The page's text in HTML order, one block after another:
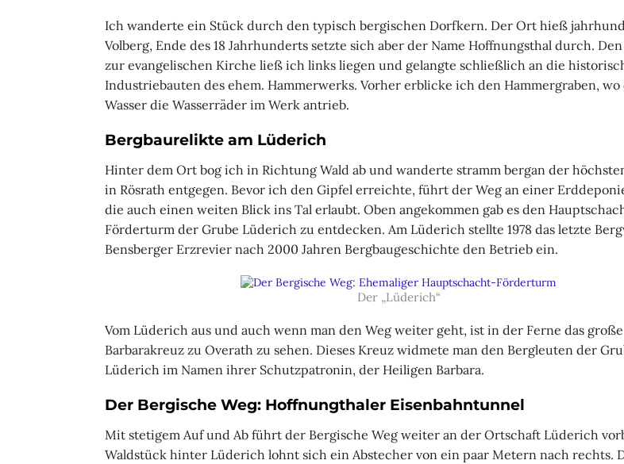
Ich wanderte ein Stück durch den typisch bergischen Dorfkern. Der Ort hieß
Volberg, Ende des 18 Jahrhunderts setzte sich aber der Name Hoffnungsthal durch.
zur evangelischen Kirche ließ ich links liegen und gelangte schließlich an die
Industriebauten des ehem. Hammerwerks. Vorher erblicke ich den Hammergraben, wo
Wasser die Wasserräder im Werk antrieb.
Bergbaurelikte am Lüderich
Hinter dem Ort bog ich in Richtung Wald ab und wanderte stramm bergan der
in Rösrath entgegen. Bevor ich den Gipfel erreichte, führt der Weg an einer
die auch einen weiten Blick ins Tal erlaubt. Oben angekommen gab es den
Förderturm der Grube Lüderich zu entdecken. Am Lüderich stellte 1978 das letzte
Bensberger Erzrevier nach 2000 Jahren Bergbaugeschichte den Betrieb ein.
Der „Lüderich“
Vom Lüderich aus und auch wenn man den Weg weiter geht, ist in der Ferne das große
Barbarakreuz zu Overath zu sehen. Dieses Kreuz widmete man den Bergleuten der
Lüderich im Namen ihrer Schutzpatronin, der Heiligen Barbara.
Der Bergische Weg: Hoffnungthaler Eisenbahntunnel
Mit stetigem Auf und Ab führt der Bergische Weg weiter an der Ortschaft Lüderich
Waldstück hinter Lüderich lohnt sich ein Abstecher von ein paar Metern nach rechts.